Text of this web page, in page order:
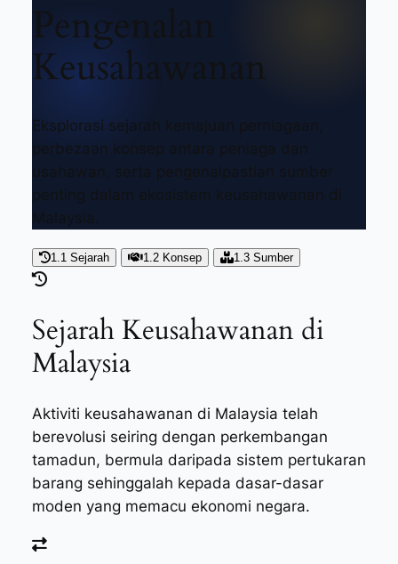
Pengenalan
Keusahawanan
Eksplorasi sejarah kemajuan perniagaan,
perbezaan konsep antara peniaga dan
usahawan, serta pengenalpastian sumber
penting dalam ekosistem keusahawanan di
Malaysia.
1.1 Sejarah 1.2 Konsep 1.3 Sumber
Sejarah Keusahawanan di
Malaysia
Aktiviti keusahawanan di Malaysia telah
berevolusi seiring dengan perkembangan
tamadun, bermula daripada sistem pertukaran
barang sehinggalah kepada dasar-dasar
moden yang memacu ekonomi negara.